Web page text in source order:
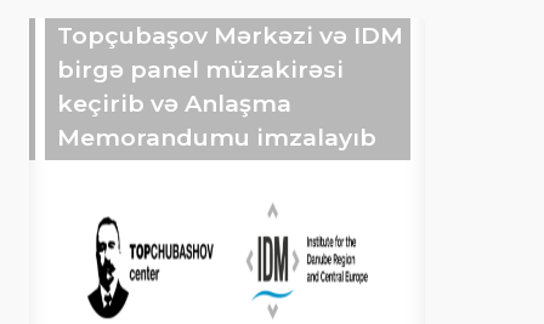
Topçubaşov Mərkəzi və IDM
birgə panel müzakirəsi
keçirib və Anlaşma
Memorandumu imzalayıb